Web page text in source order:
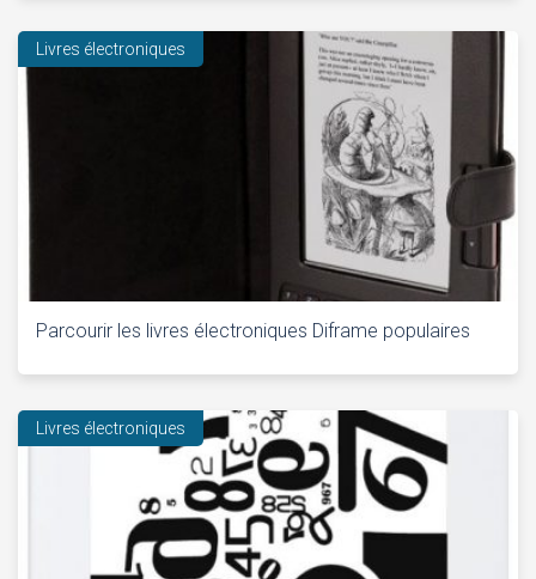
Livres électroniques
Parcourir les livres électroniques Diframe populaires
Livres électroniques